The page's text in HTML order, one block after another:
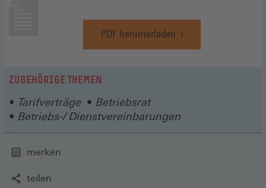
PDF herunterladen
(Öffnet
in
ZUGEHÖRIGE THEMEN
Tarifverträge
Betriebsrat
Betriebs-/ Dienstvereinbarungen
merken
teilen